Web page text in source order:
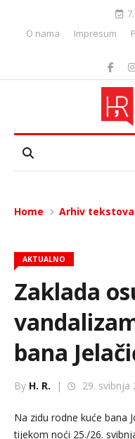
O nama
Impresum
Home Arhiv tekstova
AKTUALNO
Zaklada
bana
By H. R. | 29. svibnja
Na zidu rodne kuće bana
tijekom noći 25./26.